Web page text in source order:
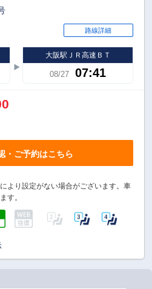
路線詳細
大阪駅ＪＲ高速ＢＴ
08/27 07:41
・ご予約はこちら
より設定がない場合がございます。車
す。